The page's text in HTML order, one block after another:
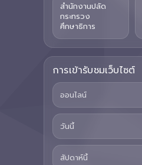
สำนักงานปลัด
กระทรวง
ศึกษาธิการ
การเข้ารับชมเว็บไซต์
ออนไลน์
วันนี้
สัปดาห์นี้